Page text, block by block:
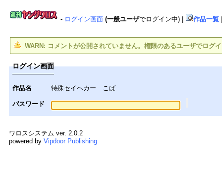
- ログイン画面 (一般ユーザでログイン中) 作品一覧
WARN: コメントが公開されていません。権限のあるユーザでログ
ログイン画面
作品名 特殊セイヘカー こば
パスワード
ワロスシステム ver. 2.0.2
powered byVipdoor Publishing